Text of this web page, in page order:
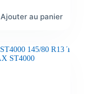
Ajouter au panier